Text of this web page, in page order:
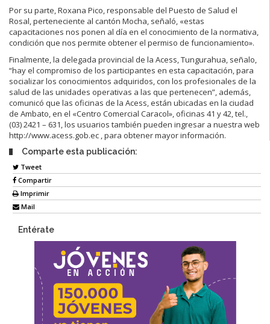
Por su parte, Roxana Pico, responsable del Puesto de Salud el
Rosal, perteneciente al cantón Mocha, señaló, «estas
capacitaciones nos ponen al día en el conocimiento de la normativa,
condición que nos permite obtener el permiso de funcionamiento».
Finalmente, la delegada provincial de la Acess, Tungurahua, señalo,
“hay el compromiso de los participantes en esta capacitación, para
socializar los conocimientos adquiridos, con los profesionales de la
salud de las unidades operativas a las que pertenecen”, además,
comunicó que las oficinas de la Acess, están ubicadas en la ciudad
de Ambato, en el «Centro Comercial Caracol», oficinas 41 y 42, tel.,
(03) 2421 – 631, los usuarios también pueden ingresar a nuestra web
http://www.acess.gob.ec , para obtener mayor información.
Comparte esta publicación:
Tweet
Compartir
Imprimir
Mail
Entérate